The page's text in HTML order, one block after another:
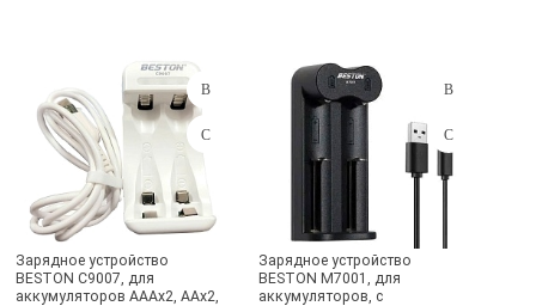
Зарядное устройство
BESTON C9007, для
аккумуляторов AAAx2, AAx2,
Зарядное устройство
BESTON M7001, для
аккумуляторов, с